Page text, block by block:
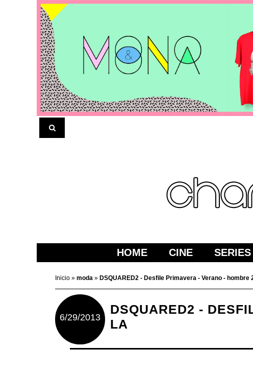
HOME CINE SERIES
Inicio » moda » DSQUARED2 - Desfile Primavera - Verano - hombre
6/29/2013
DSQUARED2 -
LA